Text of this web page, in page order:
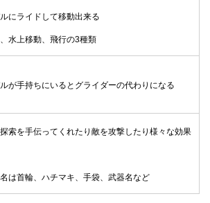
にライドして移動出来る
水上移動、飛行の3種類
が手持ちにいるとグライダーの代わりになる
索を手伝ってくれたり敵を攻撃したり様々な効果
は首輪、ハチマキ、手袋、武器名など